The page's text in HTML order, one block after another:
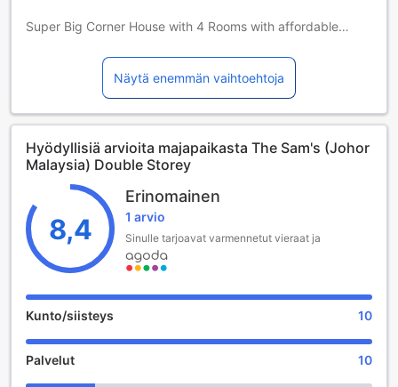
Super Big Corner House with 4 Rooms with affordable
4 Rooms ( 2 King Bed and 2 Queen Bed) Hotel's Bed cover
BBQ Pin, Can cook.
Wifi, Mahjiong,
Fully Air conditioned, Spacious Parking Lot,
Special Tent for Romantic experience .
Party/Gathering/Couple/family/Birthday
Nearby Toppen / Aeon / Ikea Johor
Food Paradise in Taman Mount Austin / Taman Daya .
Näytä enemmän vaihtoehtoja
Hyödyllisiä arvioita majapaikasta The Sam's (Johor
Malaysia) Double Storey
8,4
Erinomainen
1 arvio
Sinulle tarjoavat varmennetut vieraat ja
Kunto/siisteys 10
Palvelut 10